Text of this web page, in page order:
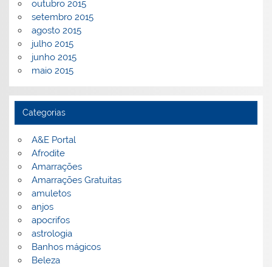
outubro 2015
setembro 2015
agosto 2015
julho 2015
junho 2015
maio 2015
Categorias
A&E Portal
Afrodite
Amarrações
Amarrações Gratuitas
amuletos
anjos
apocrifos
astrologia
Banhos mágicos
Beleza